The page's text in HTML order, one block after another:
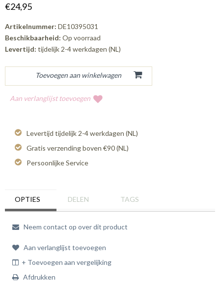
€24,95
Artikelnummer: DE10395031
Beschikbaarheid: Op voorraad
Levertijd: tijdelijk 2-4 werkdagen (NL)
Aan verlanglijst toevoegen
Levertijd tijdelijk 2-4 werkdagen (NL)
Gratis verzending boven €90 (NL)
Persoonlijke Service
OPTIES DELEN TAGS
Neem contact op over dit product
Aan verlanglijst toevoegen
+ Toevoegen aan vergelijking
Afdrukken